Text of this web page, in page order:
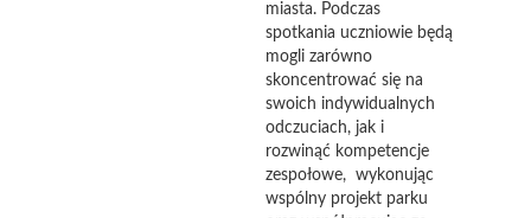
miasta. Podczas
spotkania uczniowie będą
mogli zarówno
skoncentrować się na
swoich indywidualnych
odczuciach, jak i
rozwinąć kompetencje
zespołowe, wykonując
wspólny projekt parku